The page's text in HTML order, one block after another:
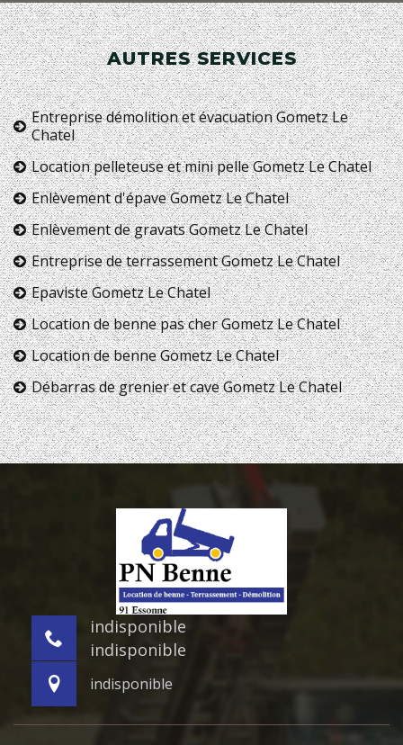
AUTRES SERVICES
Entreprise démolition et évacuation Gometz Le
Chatel
Location pelleteuse et mini pelle Gometz Le Chatel
Enlèvement d'épave Gometz Le Chatel
Enlèvement de gravats Gometz Le Chatel
Entreprise de terrassement Gometz Le Chatel
Epaviste Gometz Le Chatel
Location de benne pas cher Gometz Le Chatel
Location de benne Gometz Le Chatel
Débarras de grenier et cave Gometz Le Chatel
indisponible
indisponible
indisponible